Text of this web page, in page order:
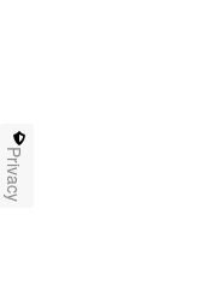
Privacy